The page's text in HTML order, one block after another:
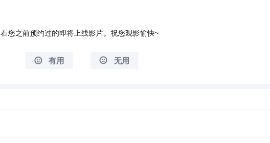
您之前预约过的即将上线影片。祝您观影愉快~
有用 无用